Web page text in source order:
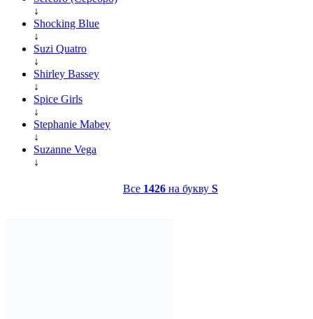
↓
Shocking Blue
↓
Suzi Quatro
↓
Shirley Bassey
↓
Spice Girls
↓
Stephanie Mabey
↓
Suzanne Vega
↓
Все 1426 на букву S